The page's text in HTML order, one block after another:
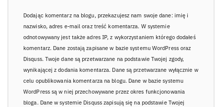
Dodając komentarz na blogu, przekazujesz nam swoje dane: imię i
nazwisko, adres e-mail oraz treść komentarza. W systemie
odnotowywany jest także adres IP, z wykorzystaniem którego dodałeś
komentarz. Dane zostają zapisane w bazie systemu WordPress oraz
Disquss. Twoje dane są przetwarzane na podstawie Twojej zgody,
wynikającej z dodania komentarza. Dane są przetwarzane wyłącznie w
celu opublikowania komentarza na blogu. Dane w bazie systemu
WordPress są w niej przechowywane przez okres funkcjonowania
bloga. Dane w systemie Disquss zapisują się na podstawie Twojej